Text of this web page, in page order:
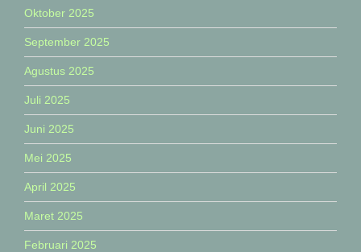
Oktober 2025
September 2025
Agustus 2025
Juli 2025
Juni 2025
Mei 2025
April 2025
Maret 2025
Februari 2025